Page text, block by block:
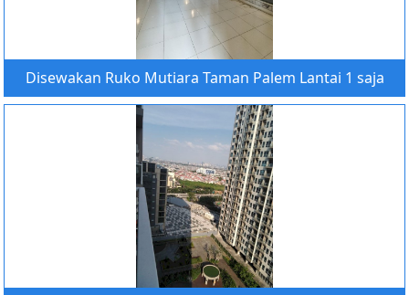
Disewakan Ruko Mutiara Taman Palem Lantai 1 saja